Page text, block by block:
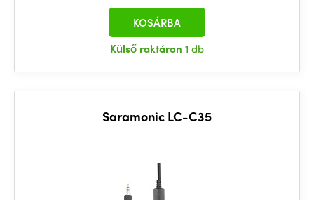
Külső raktáron 1 db
KOSÁRBA
Saramonic LC-C35